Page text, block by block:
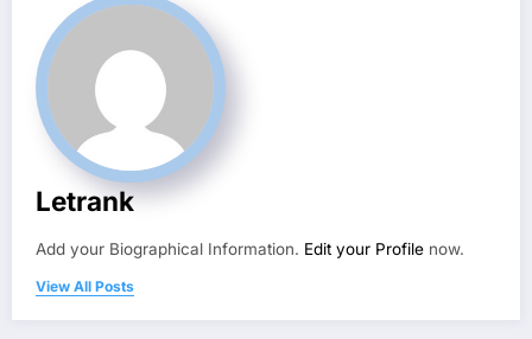
Letrank
Add your Biographical Information. Edit your Profile now.
View All Posts